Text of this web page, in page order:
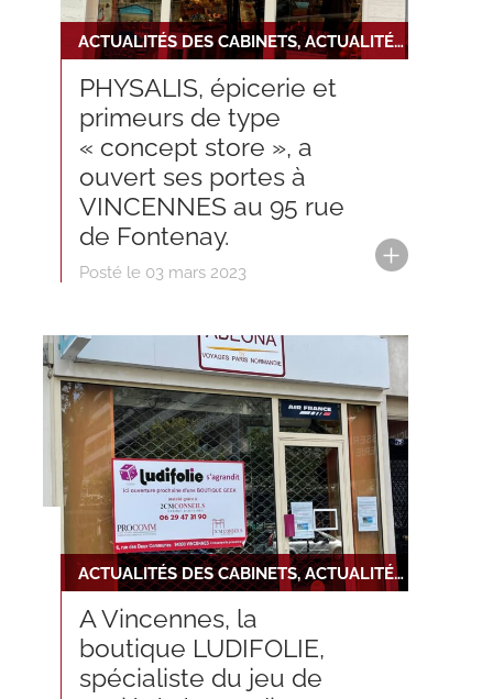
ACTUALITÉS DES CABINETS, ACTUALITÉS DU RÉSEAU
PHYSALIS, épicerie et
primeurs de type
« concept store », a
ouvert ses portes à
VINCENNES au 95 rue
de Fontenay.
Posté le 03 mars 2023
ACTUALITÉS DES CABINETS, ACTUALITÉS DU RÉSEAU
A Vincennes, la
boutique LUDIFOLIE,
spécialiste du jeu de